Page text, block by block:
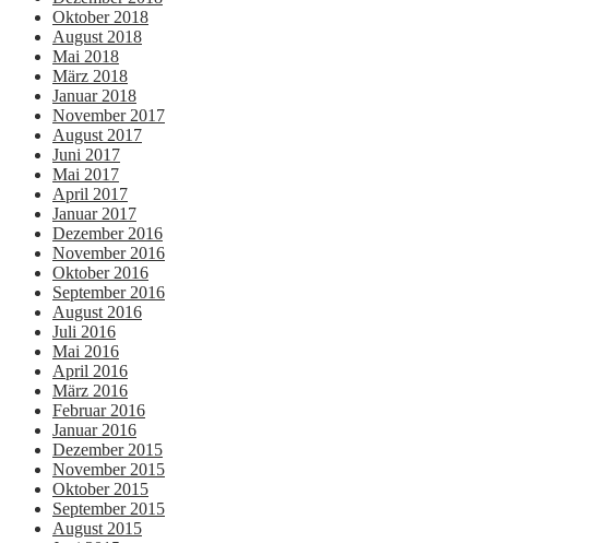
Oktober 2018
August 2018
Mai 2018
März 2018
Januar 2018
November 2017
August 2017
Juni 2017
Mai 2017
April 2017
Januar 2017
Dezember 2016
November 2016
Oktober 2016
September 2016
August 2016
Juli 2016
Mai 2016
April 2016
März 2016
Februar 2016
Januar 2016
Dezember 2015
November 2015
Oktober 2015
September 2015
August 2015